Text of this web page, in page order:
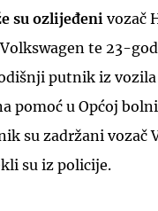
su ozlijeđeni vozač
te 23-
putnik iz
pomoć u Općoj
su zadržani vozač
su iz policije.